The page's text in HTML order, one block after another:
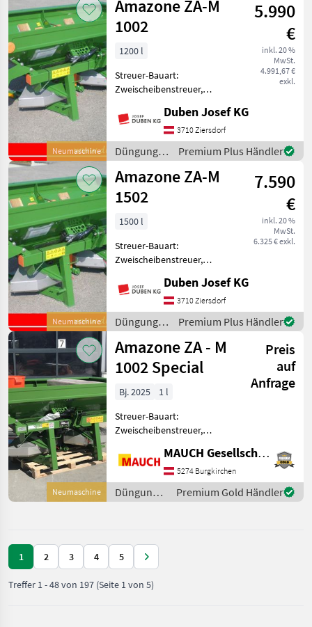
Neumaschine
Amazone ZA-M
1002
5.990
€
inkl. 20 %
MwSt.
4.991,67 €
exkl.
1200 l
Streuer-Bauart:
Zweischeibenstreuer,
Betätigung,
Streumengenverstellung
Inkl. 1200 l Ist-Inhalt,
Streuscheiben,
Gittereinsatz, Gelenkwelle,
Rührw
Duben Josef KG
3710 Ziersdorf
Düngung
und
Beregnung
/ Amazone
Premium Plus Händler
Neumaschine
Amazone ZA-M
1502
7.590
€
inkl. 20 %
MwSt.
6.325 € exkl.
1500 l
Streuer-Bauart:
Zweischeibenstreuer,
Betätigung,
Streumengenverstellung
Ausstellungsmaschine inkl.
1.500 l Ist-Inhalt,
Streuscheiben, Gittereinsa
Duben Josef KG
3710 Ziersdorf
Düngung
und
Beregnung
/ Amazone
Premium Plus Händler
Neumaschine
Amazone ZA - M
1002 Special
Preis
auf
Anfrage
Bj. 2025
1 l
Streuer-Bauart:
Zweischeibenstreuer,
Ausstattung: - 323 kg
Eigengewicht - OM -
Streuscheiben 10 - 16 -
Gelenkwelle -
MAUCH Gesellschaft m.b.H. & Co.KG
5274 Burgkirchen
Düngung
und
Premium Gold Händler
1 2 3 4 5
Treffer 1-48von 197 (Seite 1 von 5)